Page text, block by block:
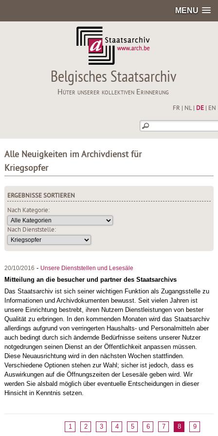
MENU
Belgisches Staatsarchiv
Hüter unserer kollektiven Erinnerung
FR NL| DE| EN
Alle Neuigkeiten im Archivdienst für
Kriegsopfer
ERGEBNISSE SORTIEREN
Nach Kategorie:
Nach Dienststelle:
20/10/2016 - Unsere Dienststellen und Lesesäle
Mitteilung an die besucher und partner des Staatsarchivs
Das Staatsarchiv ist sich seiner wichtigen Funktion als Zugangsstelle zu
Informationen und Archivdokumenten bewusst. Seit vielen Jahren ist
unsere Einrichtung bestrebt, ihren Nutzern Dienstleistungen von bester
Qualität zu erbringen. In den kommenden Monaten wird das Staatsarchiv
allerdings aufgrund von verringerten Haushalts- und Personalmitteln aber
auch bedingt durch sich ändernde Bedürfnisse seitens unserer Nutzer
notgedrungen seinen Dienst an der Öffentlichkeit anpassen müssen.
Diese Neuausrichtung wird in den nächsten Wochen stattfinden.
Verschiedene Optionen stehen zur Wahl; sicher ist jedoch, dass es
Auswirkungen auf die Öffnungszeiten der Lesesäle geben wird. Wir
werden Sie alsbald möglich über eventuelle Entscheidungen in dieser
Hinsicht in Kenntnis setzen.
1 2 3 4 5 6 7 8 9